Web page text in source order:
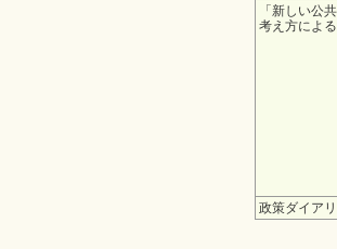
「新しい公
考え方によ
政策ダイア